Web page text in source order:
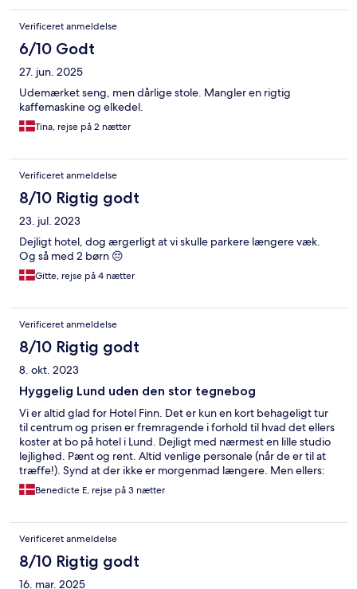
Verificeret anmeldelse
6/10 Godt
27. jun. 2025
Udemærket seng, men dårlige stole. Mangler en rigtig
kaffemaskine og elkedel.
Tina, rejse på 2 nætter
Verificeret anmeldelse
8/10 Rigtig godt
23. jul. 2023
Dejligt hotel, dog ærgerligt at vi skulle parkere længere væk.
Og så med 2 børn 😔
Gitte, rejse på 4 nætter
Verificeret anmeldelse
8/10 Rigtig godt
8. okt. 2023
Hyggelig Lund uden den stor tegnebog
Vi er altid glad for Hotel Finn. Det er kun en kort behageligt tur
til centrum og prisen er fremragende i forhold til hvad det ellers
koster at bo på hotel i Lund. Dejligt med nærmest en lille studio
lejlighed. Pænt og rent. Altid venlige personale (når de er til at
træffe!). Synd at der ikke er morgenmad længere. Men ellers:
det hele fungerer!
Benedicte E, rejse på 3 nætter
Verificeret anmeldelse
8/10 Rigtig godt
16. mar. 2025